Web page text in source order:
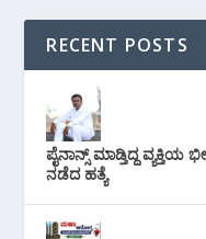
RECENT POSTS
ಪೈನಾನ್ಸ್ ಮಾಡ್ತಿದ್ದ ವ್ಯಕ್ತಿಯ
ನಡೆದ ಹತ್ಯೆ